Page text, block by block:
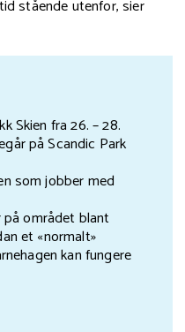
stående utenfor, sier
Skien fra 26. – 28.
på Scandic Park
som jobber med
området blant
et «normalt»
kan fungere